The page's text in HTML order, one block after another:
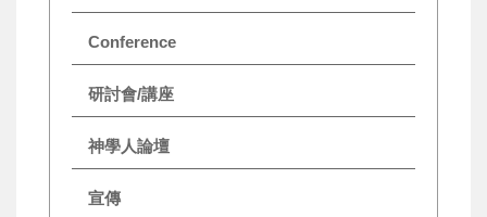
Conference
研討會/講座
神學人論壇
宣傳